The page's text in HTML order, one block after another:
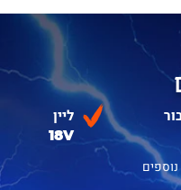
ליין
18V